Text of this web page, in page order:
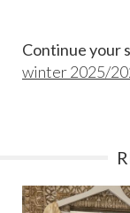
Continue your
winter 2025/